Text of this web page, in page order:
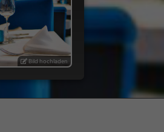
Bild hochladen